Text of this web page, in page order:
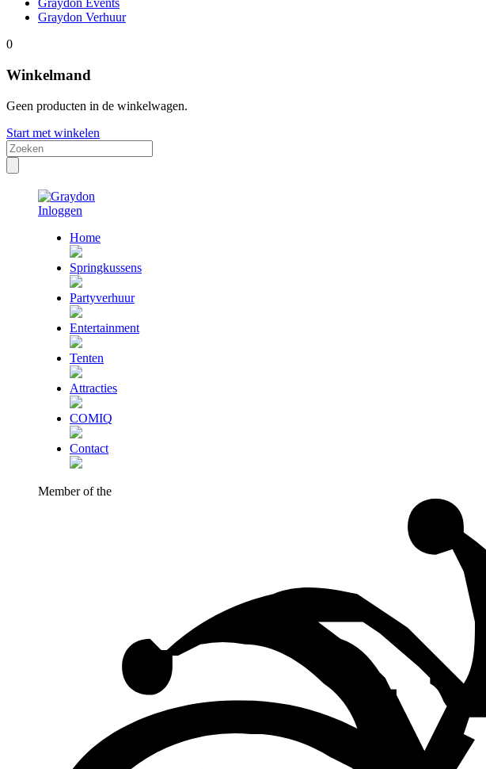
Graydon Events
Graydon Verhuur
0
Winkelmand
Geen producten in de winkelwagen.
Start met winkelen
Inloggen
Home
Springkussens
Partyverhuur
Entertainment
Tenten
Attracties
COMIQ
Contact
Member of the